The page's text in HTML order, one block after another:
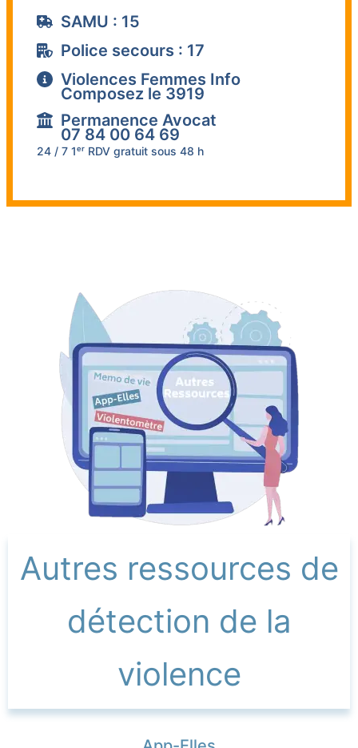
SAMU : 15
Police secours : 17
Violences Femmes Info
Composez le 3919
Permanence Avocat
07 84 00 64 69
24 / 7 1ᵉʳ RDV gratuit sous 48 h
Autres ressources de
détection de la
violence